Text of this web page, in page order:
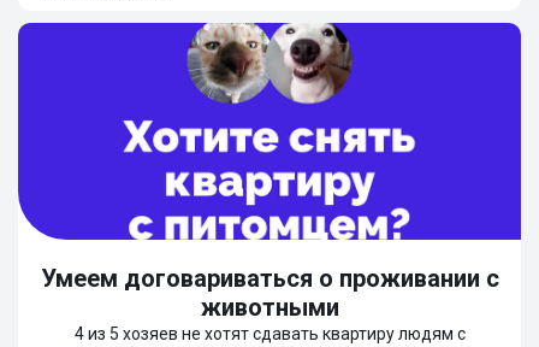
Умеем договариваться о проживании с
животными
4 из 5 хозяев не хотят сдавать квартиру людям с